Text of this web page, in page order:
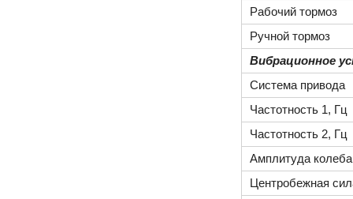
Рабочий тормоз
Ручной тормоз
Вибрационное
Система привода
Частотность 1, Гц
Частотность 2, Гц
Амплитуда
Центробежная